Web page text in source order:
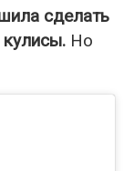
сделать
Но